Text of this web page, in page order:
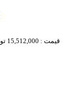
قیمت : 15,512,000 تومان